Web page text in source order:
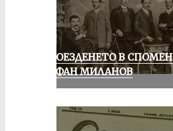
КОЛОЕЗДЕНЕТО В
СТЕФАН МИЛАНОВ